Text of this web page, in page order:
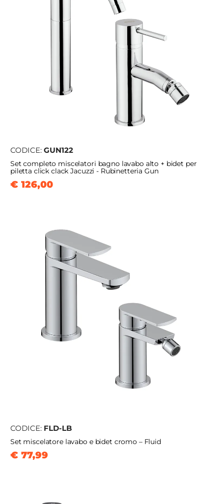
CODICE: GUN122
Set completo miscelatori bagno lavabo alto + bidet per
piletta click clack Jacuzzi - Rubinetteria Gun
€ 126,00
CODICE: FLD-LB
Set miscelatore lavabo e bidet cromo – Fluid
€ 77,99